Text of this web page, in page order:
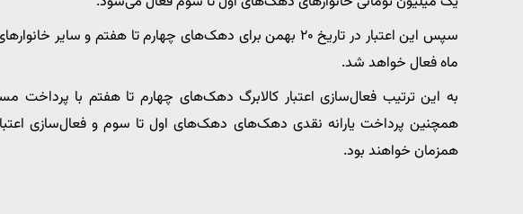
ماه فعال خواهد شد.
به این ترتیب فعال‌سازی اعتبار کالابرگ دهک‌های چهارم تا هفتم با پرداخت
همچنین پرداخت یارانه نقدی دهک‌های دهک‌های اول تا سوم و فعال‌سازی
همزمان خواهند بود.